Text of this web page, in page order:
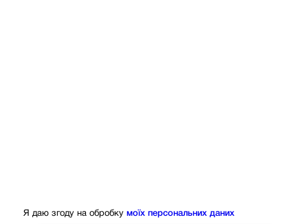
Я даю згоду на обробку моїх персональних даних